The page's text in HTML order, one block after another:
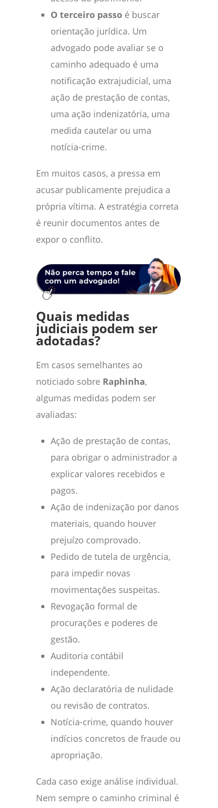
O terceiro passo é buscar
orientação jurídica. Um
advogado pode avaliar se o
caminho adequado é uma
notificação extrajudicial, uma
ação de prestação de contas,
uma ação indenizatória, uma
medida cautelar ou uma
notícia-crime.
Em muitos casos, a pressa em
acusar publicamente prejudica a
própria vítima. A estratégia correta
é reunir documentos antes de
expor o conflito.
Quais medidas
judiciais podem ser
adotadas?
Em casos semelhantes ao
noticiado sobre Raphinha,
algumas medidas podem ser
avaliadas:
Ação de prestação de contas,
para obrigar o administrador a
explicar valores recebidos e
pagos.
Ação de indenização por danos
materiais, quando houver
prejuízo comprovado.
Pedido de tutela de urgência,
para impedir novas
movimentações suspeitas.
Revogação formal de
procurações e poderes de
gestão.
Auditoria contábil
independente.
Ação declaratória de nulidade
ou revisão de contratos.
Notícia-crime, quando houver
indícios concretos de fraude ou
apropriação.
Cada caso exige análise individual.
Nem sempre o caminho criminal é